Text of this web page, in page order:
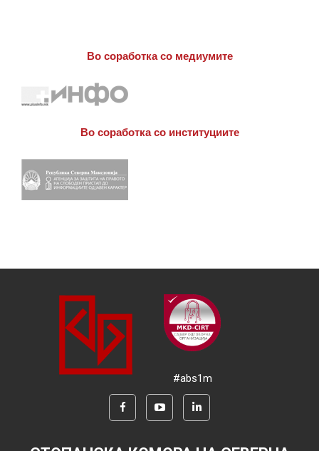
Во соработка со медиумите
Во соработка со институциите
#abs1m